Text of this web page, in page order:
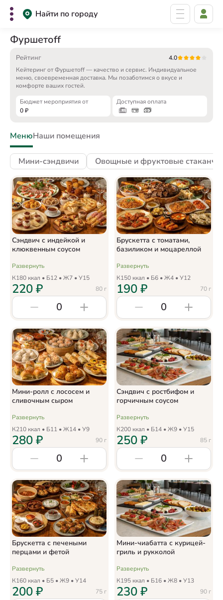
Найти по городу
Фуршетоff
Рейтинг
4.0
Кейтеринг от Фуршетоff — качество и сервис. Индивидуальное
меню, своевременная доставка. Мы позаботимся о вкусе и
комфорте ваших гостей.
Бюджет мероприятия от
0₽
Доступная оплата
МенюНаши помещения
Мини-сэндвичи Овощные и фруктовые
Сэндвич с индейкой и
клюквенным соусом
Развернуть
К180 ккал • Б12 • Ж7 • У15
80 г
220₽
0
Брускетта с томатами,
базиликом и моцареллой
Развернуть
К150 ккал • Б6 • Ж4 • У12
70 г
190₽
0
Мини-ролл с лососем и
сливочным сыром
Развернуть
К210 ккал • Б11 • Ж14 • У9
90 г
280₽
0
Сэндвич с ростбифом и
горчичным соусом
Развернуть
К200 ккал • Б14 • Ж9 • У15
85 г
250₽
0
Брускетта с печеными
перцами и фетой
Развернуть
К160 ккал • Б5 • Ж9 • У14
75 г
200₽
Мини-чиабатта с курицей-
гриль и рукколой
Развернуть
К195 ккал • Б16 • Ж8 • У13
90 г
230₽